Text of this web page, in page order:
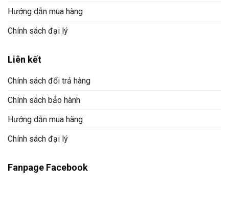
Hướng dẫn mua hàng
Chính sách đại lý
Liên kết
Chính sách đổi trả hàng
Chính sách bảo hành
Hướng dẫn mua hàng
Chính sách đại lý
Fanpage Facebook